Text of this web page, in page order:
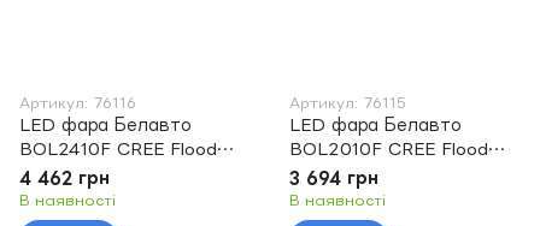
Артикул: 76116
LED фара Белавто
BOL2410F CREE Flood
LED (24*10w)
4 462 грн
В наявності
Артикул: 76115
LED фара Белавто
BOL2010F CREE Flood
LED (20*10w)
3 694 грн
В наявності